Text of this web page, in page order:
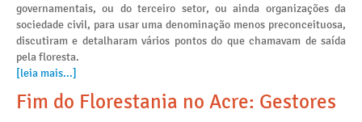
governamentais, ou do terceiro setor, ou ainda organizações da
sociedade civil, para usar uma denominação menos preconceituosa,
discutiram e detalharam vários pontos do que chamavam de saída
pela floresta.
[leia mais...]
Fim do Florestania no Acre: Gestores